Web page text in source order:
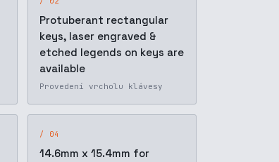
Protuberant rectangular
keys, laser engraved &
etched legends on keys are
available
Provedení vrcholu klávesy
/ 04
14.6mm x 15.4mm for